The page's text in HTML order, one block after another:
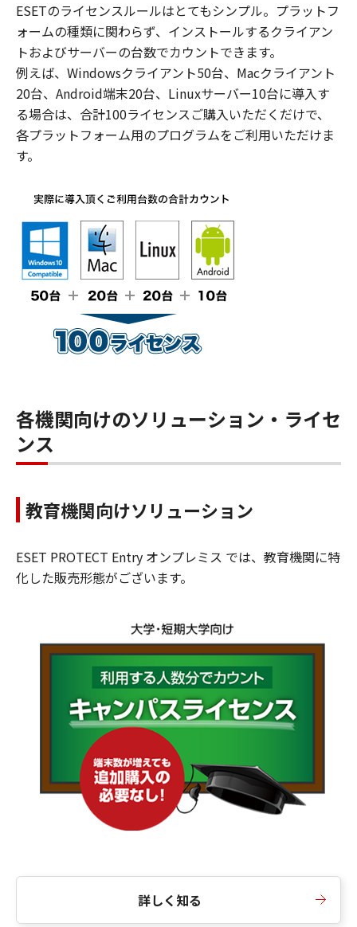
ESETのライセンスルールはとてもシンプル。プラットフ
ォームの種類に関わらず、インストールするクライアン
トおよびサーバーの台数でカウントできます。
例えば、Windowsクライアント50台、Macクライアント
20台、Android端末20台、Linuxサーバー10台に導入す
る場合は、合計100ライセンスご購入いただくだけで、
各プラットフォーム用のプログラムをご利用いただけま
す。
各機関向けのソリューション・ライセ
ンス
教育機関向けソリューション
ESET PROTECT Entry オンプレミス では、教育機関に特
化した販売形態がございます。
詳しく知る